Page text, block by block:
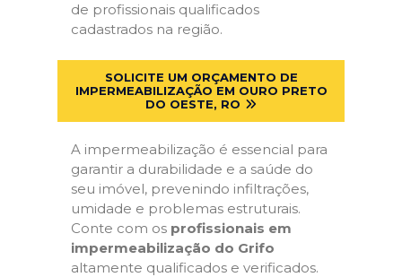
de profissionais qualificados
cadastrados na região.
SOLICITE UM ORÇAMENTO DE
IMPERMEABILIZAÇÃO EM OURO PRETO
DO OESTE, RO
A impermeabilização é essencial para
garantir a durabilidade e a saúde do
seu imóvel, prevenindo infiltrações,
umidade e problemas estruturais.
Conte com os profissionais em
impermeabilização do Grifo
altamente qualificados e verificados.